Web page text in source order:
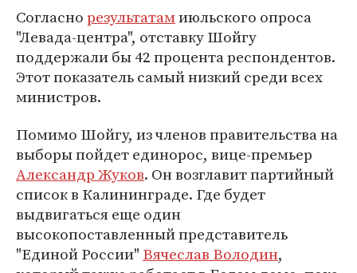
Согласнорезультатамиюльского опроса
"Левада-центра", отставку Шойгу
поддержали бы 42 процента респондентов.
Этот показатель самый низкий среди всех
министров.
Помимо Шойгу, из членов правительства на
выборы пойдет единорос, вице-премьер
Александр Жуков. Он возглавит партийный
список в Калининграде. Где будет
выдвигаться еще один
высокопоставленный представитель
"Единой России" Вячеслав Володин,